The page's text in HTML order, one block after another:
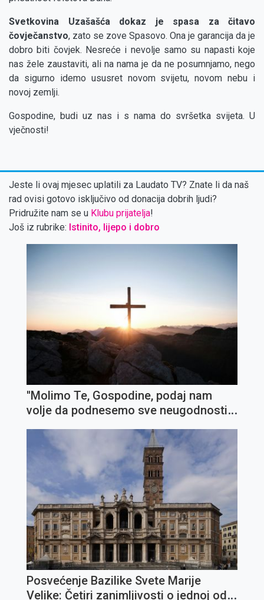
Svetkovina Uzašašća dokaz je spasa za čitavo
čovječanstvo, zato se zove Spasovo. Ona je garancija da je
dobro biti čovjek. Nesreće i nevolje samo su napasti koje
nas žele zaustaviti, ali na nama je da ne posumnjamo, nego
da sigurno idemo ususret novom svijetu, novom nebu i
novoj zemlji.
Gospodine, budi uz nas i s nama do svršetka svijeta. U
vječnosti!
Jeste li ovaj mjesec uplatili za Laudato TV? Znate li da naš
rad ovisi gotovo isključivo od donacija dobrih ljudi?
Pridružite nam se u Klubu prijatelja!
Još iz rubrike: Istinito, lijepo i dobro
''Molimo Te, Gospodine, podaj nam
volje da podnesemo sve neugodnosti i
Posvećenje Bazilike Svete Marije
Velike: Četiri zanimljivosti o jednoj od